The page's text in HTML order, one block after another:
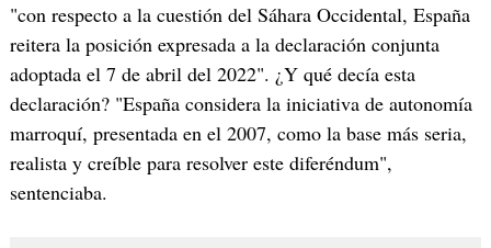
"con respecto a la cuestión del Sáhara Occidental, España
reitera la posición expresada a la declaración conjunta
adoptada el 7 de abril del 2022". ¿Y qué decía esta
declaración? "España considera la iniciativa de autonomía
marroquí, presentada en el 2007, como la base más seria,
realista y creíble para resolver este diferéndum",
sentenciaba.